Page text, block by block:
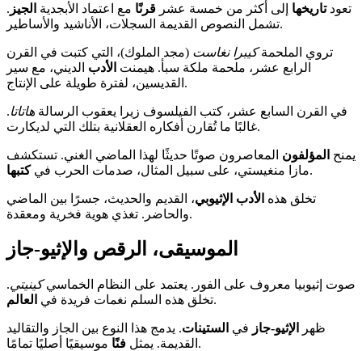
تعودتاريخها إلى أكثر من خمسة عشر قرنًا مع اعتماد الأبجدية الجيز .
تشمل النصوص القديمة السجلات، الأناشيد والأساطير.
تروي الملحمةكيبرا نغاست (مجد الملوك)، التي كتبت في القرن
الرابع عشر، ملحمة ملكة سبأ. هيمنت الأدب الديني، مع سير
القديسين، لفترة طويلة على الإنتاج.
في القرن السابع عشر، كتب الفيلسوف زيرا يعقوب الرسالة هاتاتا.
غالبًا ما تُقارن أفكاره العقلانية بتلك التي لديكارت.
يمنح المؤلفون المعاصرون صوتًا حديثًا لهذا الماضي الغني. تستكشف
مازا منغيستي، على سبيل المثال، صدمات الحرب فيكتبها .
تخلق هذه الأدب الإثيوبي، القديم والحديث، جسرًا بين الماضي
والحاضر. تغذي هوية فخرية ومعقدة.
الموسيقى، الرقص والإثيو-جاز
صوت إثيوبيا معروف على الفور. يعتمد على النظام الخماسيكينيتي.
تخلق هذه السلم نغمات فريدة في العالم .
ظهر الإثيو-جاز في الستينات. يدمج هذا النوع بين الجاز والتقاليد
القديمة. يمثل فنًا موسيقيًا أصليًا تمامًا.